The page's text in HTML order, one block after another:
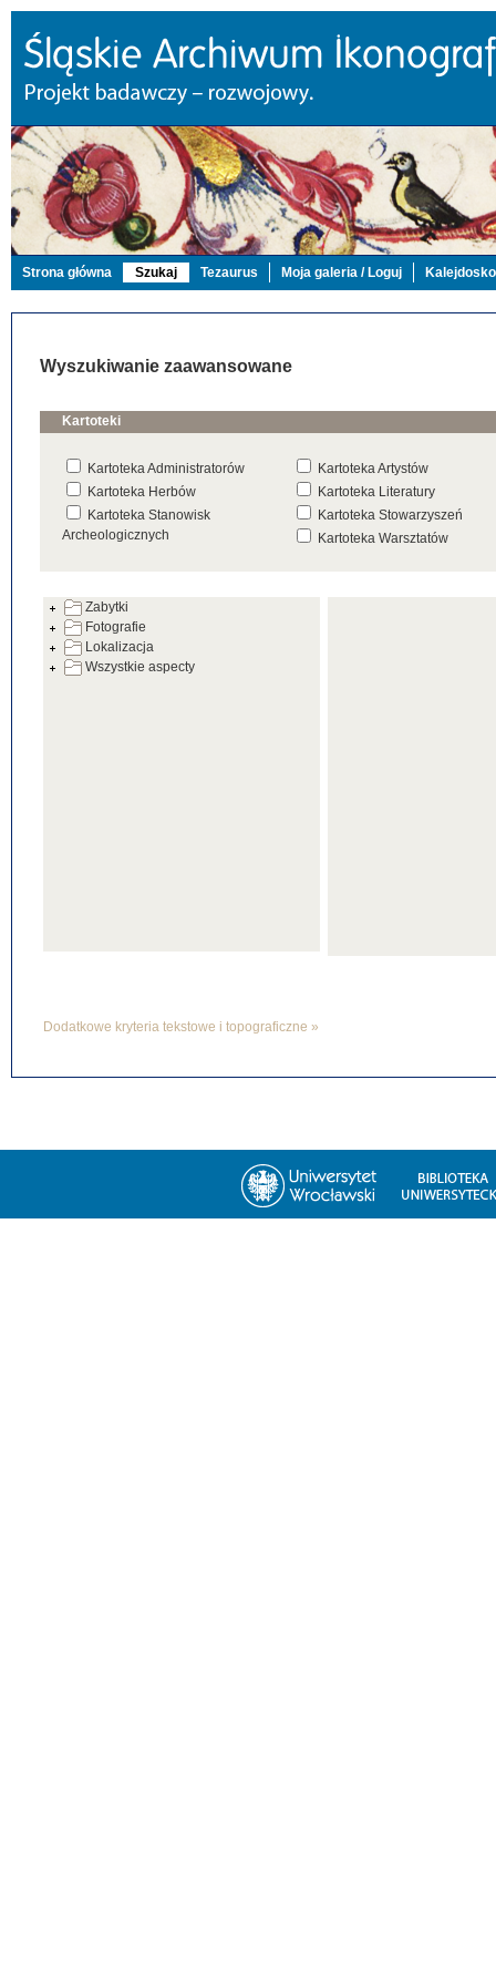
Strona główna Szukaj Tezaurus Moja galeria / Loguj
Wyszukiwanie zaawansowane
Kartoteki
Kartoteka Administratorów
Kartoteka Artystów
Kartoteka Herbów
Kartoteka Literatury
Kartoteka Stanowisk
Archeologicznych
Kartoteka Stowarzyszeń
Kartoteka Warsztatów
Zabytki
Fotografie
Lokalizacja
Wszystkie aspecty
Dodatkowe kryteria tekstowe i topograficzne »